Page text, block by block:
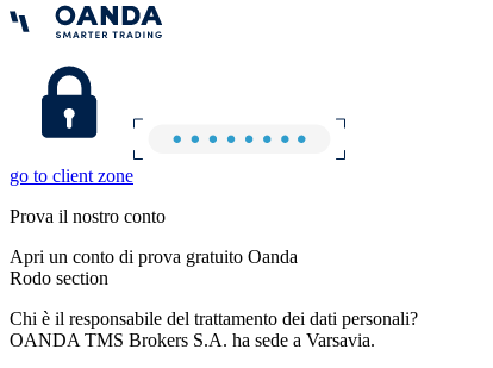
go to client zone
Prova il nostro conto
Apri un conto di prova gratuito Oanda
Rodo section
Chi è il responsabile del trattamento dei dati personali?
OANDA TMS Brokers S.A. ha sede a Varsavia.